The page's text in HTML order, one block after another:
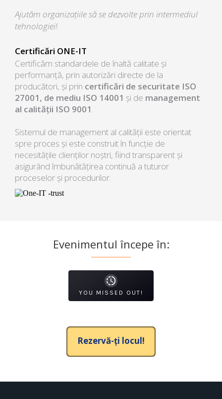
Ajutăm organizațiile să se dezvolte prin intermediul
tehnologiei!
Certificări ONE-IT
Certificăm standardele de înaltă calitate și
performanță, prin autorizări directe de la
producători, și prin certificări de securitate ISO
27001, de mediu ISO 14001 și de management
al calității ISO 9001.
Sistemul de management al calității este orientat
spre proces și este construit în funcție de
necesitățile clienților noștri, fiind transparent și
asigurând îmbunătățirea continuă a tuturor
proceselor și procedurilor.
Evenimentul începe în:
YOU MISSED OUT!
Rezervă-ți locul!